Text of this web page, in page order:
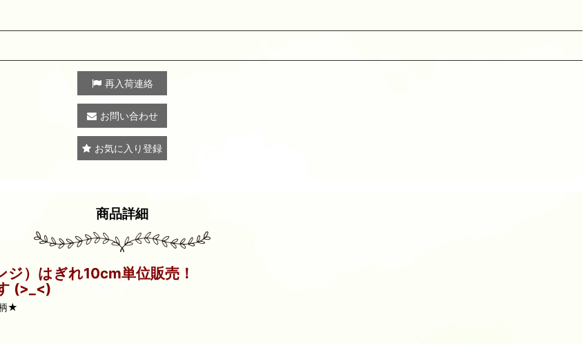
再入荷連絡
お問い合わせ
お気に入り登録
商品詳細
）はぎれ10cm単位販売！
(>_<)
★